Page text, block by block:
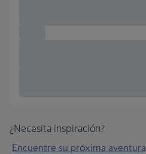
¿Necesita inspiración?
Encuentre su próxima aventura